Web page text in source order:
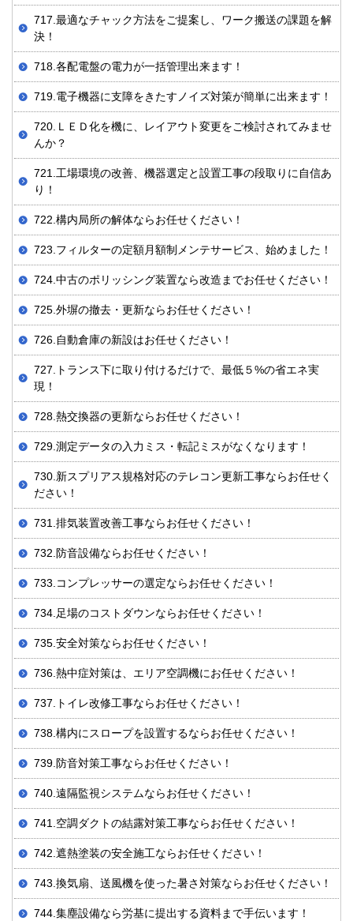
717.最適なチャック方法をご提案し、ワーク搬送の課題を解
決！
718.各配電盤の電力が一括管理出来ます！
719.電子機器に支障をきたすノイズ対策が簡単に出来ます！
720.ＬＥＤ化を機に、レイアウト変更をご検討されてみませ
んか？
721.工場環境の改善、機器選定と設置工事の段取りに自信あ
り！
722.構内局所の解体ならお任せください！
723.フィルターの定額月額制メンテサービス、始めました！
724.中古のポリッシング装置なら改造までお任せください！
725.外塀の撤去・更新ならお任せください！
726.自動倉庫の新設はお任せください！
727.トランス下に取り付けるだけで、最低５%の省エネ実
現！
728.熱交換器の更新ならお任せください！
729.測定データの入力ミス・転記ミスがなくなります！
730.新スプリアス規格対応のテレコン更新工事ならお任せく
ださい！
731. 排気装置改善工事ならお任せください！
732.防音設備ならお任せください！
733.コンプレッサーの選定ならお任せください！
734.足場のコストダウンならお任せください！
735.安全対策ならお任せください！
736.熱中症対策は、エリア空調機にお任せください！
737.トイレ改修工事ならお任せください！
738.構内にスロープを設置するならお任せください！
739.防音対策工事ならお任せください！
740.遠隔監視システムならお任せください！
741.空調ダクトの結露対策工事ならお任せください！
742.遮熱塗装の安全施工ならお任せください！
743.換気扇、送風機を使った暑さ対策ならお任せください！
744.集塵設備なら労基に提出する資料まで手伝います！